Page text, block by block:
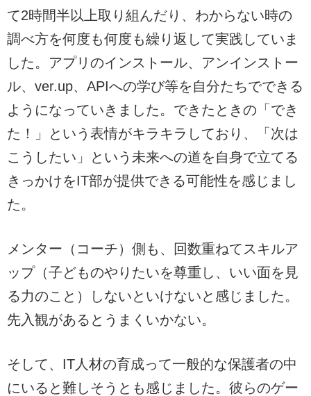
て2時間半以上取り組んだり、わからない時の
調べ方を何度も何度も繰り返して実践していま
した。アプリのインストール、アンインストー
ル、ver.up、APIへの学び等を自分たちでできる
ようになっていきました。できたときの「でき
た！」という表情がキラキラしており、「次は
こうしたい」という未来への道を自身で立てる
きっかけをIT部が提供できる可能性を感じまし
た。
メンター（コーチ）側も、回数重ねてスキルア
ップ（子どものやりたいを尊重し、いい面を見
る力のこと）しないといけないと感じました。
先入観があるとうまくいかない。
そして、IT人材の育成って一般的な保護者の中
にいると難しそうとも感じました。彼らのゲー